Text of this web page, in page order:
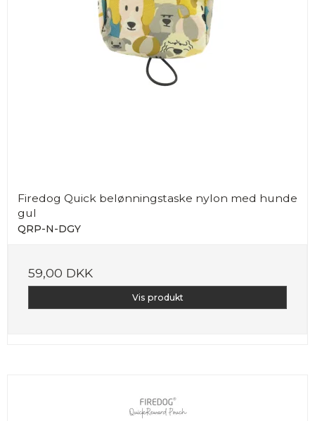
Firedog Quick belønningstaske nylon med hunde
gul
QRP-N-DGY
59,00 DKK
Vis produkt